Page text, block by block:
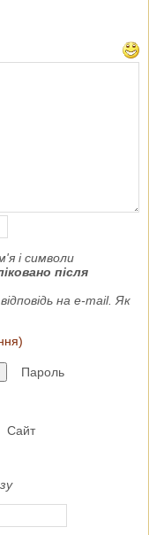
і символи
після
на e-mail. Як
Пароль
Сайт